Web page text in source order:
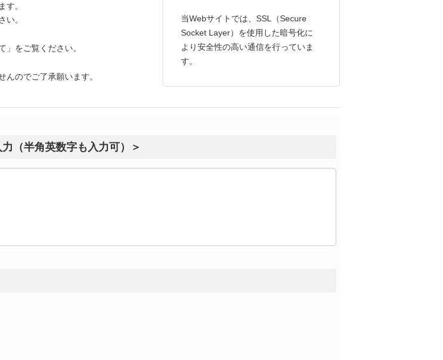
す。
い。
をご覧ください。
のでご了承願います。
当Webサイトでは、SSL（Secure
Socket Layer）を使用した暗号化に
より安全性の高い通信を行っていま
す。
（半角英数字も入力可）＞